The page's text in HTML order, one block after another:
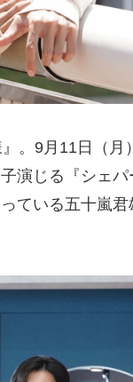
。9月11日（月
演じる『シェ
ている五十嵐